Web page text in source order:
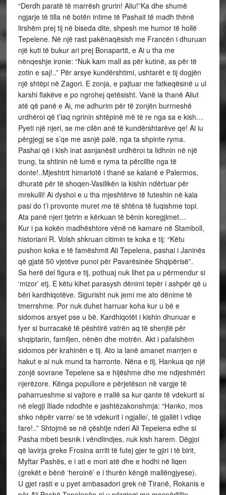
“Derdh paratë të marrësh grurin! Aliu!”Ka dhe shumë
ngjarje të tilla në botën intime të Pashait të madh thënë
lirshëm prej tij në biseda dite, shpesh me humor të hollë
Tepelene. Në një rast pakënaqësish me Francën i dhuruan
një kuti të bukur ari prej Bonapartit, e Ai u tha me
nënqeshje ironie: “Nuk kam mall as për kutinë, as për të
zotin e saj!..” Për arsye kundërshtimi, ushtarët e tij dogjën
një shtëpi në Zagori. E zonja, e pajtuar me fatkeqësinë u ul
karshi flakëve e po ngrohej qetësisht. Vanë ia thanë Aliut
atë që panë e Ai, me adhurim për të zonjën burrneshë
urdhëroi që t’iaq ngrinin shtëpinë më të re nga sa e kish…
Pyeti një njeri, se me cilën anë të kundërshtarëve qe! Ai iu
përgjegj se s’qe me asnjë palë, nga ta shpinte ryma.
Pashai që i kish inat asnjanësit urdhëroi ta lidhnin në një
trung, ta shtinin në lumë e ryma ta përcillte nga të
donte!..Mjeshtrit himariotë i thanë se kalanë e Palermos,
dhuratë për të shoqen-Vasilikën ia kishin ndërtuar për
mrekulli! Ai dyshoi e u tha mjeshtërve të futeshin në kala
pasi do t’i provonte muret me të shtëna të fuqishme topi.
Ata panë njeri tjetrin e kërkuan të bënin koregjimet…
Kur i pa kokën madhështore vënë në kamare në Stamboll,
historiani R. Volsh shkruan citimin te koka e tij: “Këtu
pushon koka e të famëshmit Ali Tepelena, pashai i Janinës
që gjatë 50 vjetëve punoi për Pavarësinëe Shqipërisë”.
Sa herë del figura e tij, pothuaj nuk lihet pa u përmendur si
‘mizor’ etj. E këtu kihet parasysh dënimi tepër i ashpër që u
bëri kardhiqotëve. Sigurisht nuk jemi me ato dënime të
tmerrshme. Por nuk duhet harruar koha kur u bë e
sidomos arsyet pse u bë. Kardhiqotët i kishin dhunuar e
fyer si burracakë të pështirë vatrën aq të shenjtë për
shqiptarin, familjen, nënën dhe motrën. Akt i pafalshëm
sidomos për krahinën e tij. Ato ia lanë amanet marrjen e
hakut e ai nuk mund ta harronte. Nëna e tij, Hankua qe një
zonjë sovrane Tepelene sa e hijëshme dhe me ndjeshmëri
njerëzore. Kënga popullore e përjetëson në vargje të
paharrueshme si vajtore e rrallë sa kur qante të vdekurit si
në elegji Iliade ndodhte e jashtëzakonshmja: “Hanko, mos
shko nëpër varre/ se të vdekurit i ngjalle/, të gjallët i vdiqe
fare!..” Shtojmë se në çështje nderi Ali Tepelena edhe si
Pasha mbeti besnik i vëndlindjes, nuk kish harem. Dëgjoi
që lavirja greke Frosina arriti të futej gjer te gjiri i të birit,
Myftar Pashës, e i ati e mori atë dhe e hodhi në liqen
(grekët e bënë ‘heroinë’ e i thurën këngë mallëngjyese).
U gjet rasti e u pyet ambasadori grek në Tiranë, Rokanis e